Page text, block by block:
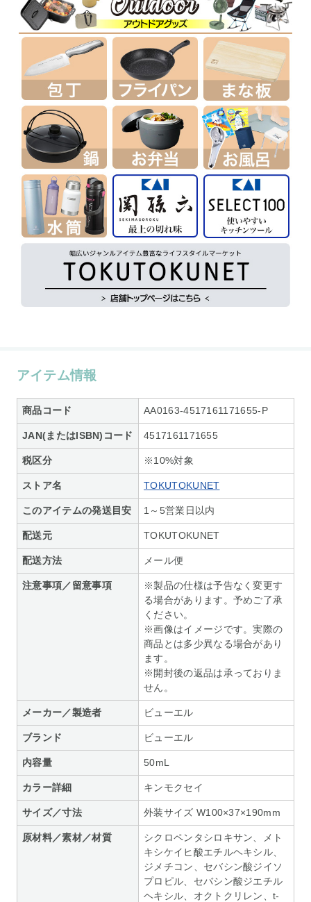
アイテム情報
商品コード AA0163-4517161171655-P
JAN(またはISBN)コード 4517161171655
税区分 ※10%対象
ストア名 TOKUTOKUNET
このアイテムの発送目安 1～5営業日以内
配送元 TOKUTOKUNET
配送方法 メール便
注意事項／留意事項
※製品の仕様は予告なく変更す
る場合があります。予めご了承
ください。
※画像はイメージです。実際の
商品とは多少異なる場合があり
ます。
※開封後の返品は承っておりま
せん。
メーカー／製造者 ビューエル
ブランド ビューエル
内容量 50mL
カラー詳細 キンモクセイ
サイズ／寸法 外装サイズ W100×37×190mm
原材料／素材／材質
シクロペンタシロキサン、メト
キシケイヒ酸エチルヘキシル、
ジメチコン、セバシン酸ジイソ
プロピル、セバシン酸ジエチル
ヘキシル、オクトクリレン、t-